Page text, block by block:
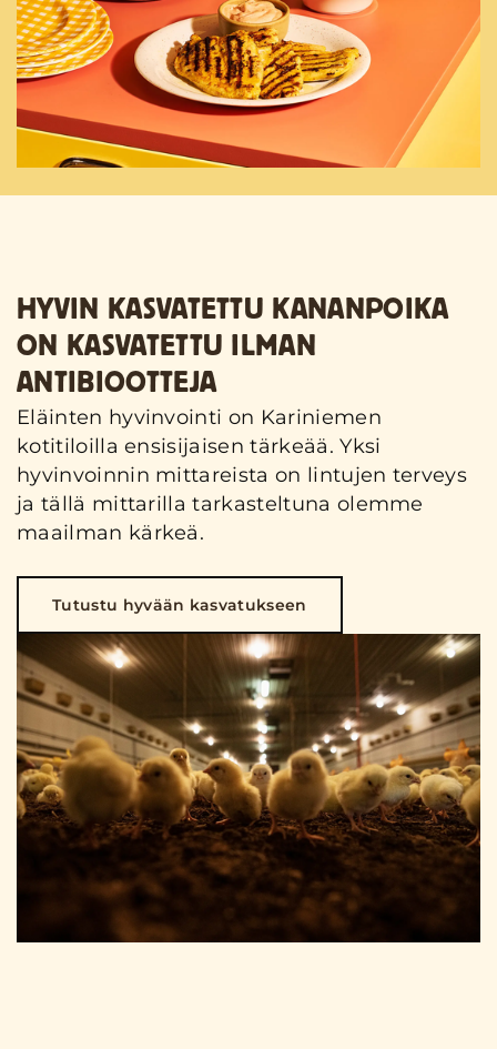
HYVIN KASVATETTU KANANPOIKA
ON KASVATETTU ILMAN
ANTIBIOOTTEJA
Eläinten hyvinvointi on Kariniemen
kotitiloilla ensisijaisen tärkeää. Yksi
hyvinvoinnin mittareista on lintujen terveys
ja tällä mittarilla tarkasteltuna olemme
maailman kärkeä.
Tutustu hyvään kasvatukseen